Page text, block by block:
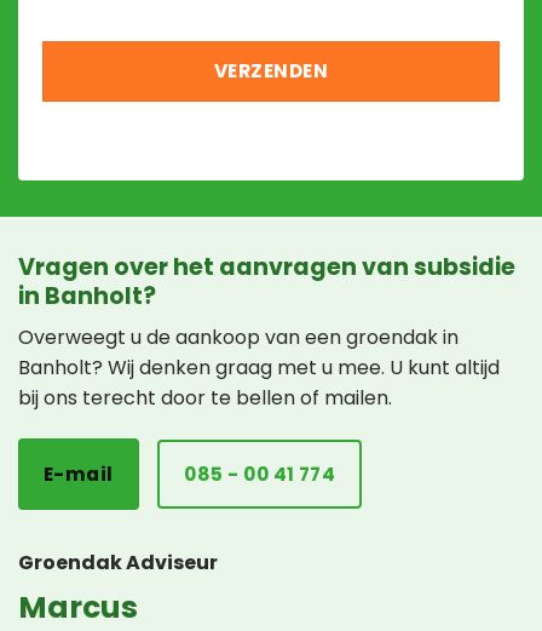
Vragen over het aanvragen van subsidie
in Banholt?
Overweegt u de aankoop van een groendak in
Banholt? Wij denken graag met u mee. U kunt altijd
bij ons terecht door te bellen of mailen.
E-mail 085 - 00 41 774
Groendak Adviseur
Marcus